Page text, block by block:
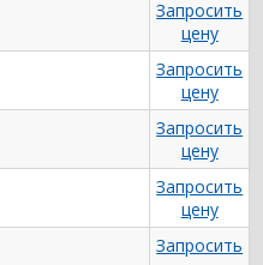
Запросить
цену
Запросить
цену
Запросить
цену
Запросить
цену
Запросить